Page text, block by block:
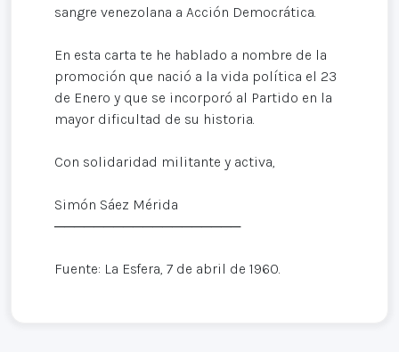
sangre venezolana a Acción Democrática.
En esta carta te he hablado a nombre de la
promoción que nació a la vida política el 23
de Enero y que se incorporó al Partido en la
mayor dificultad de su historia.
Con solidaridad militante y activa,
Simón Sáez Mérida
───────────────────
Fuente: La Esfera, 7 de abril de 1960.